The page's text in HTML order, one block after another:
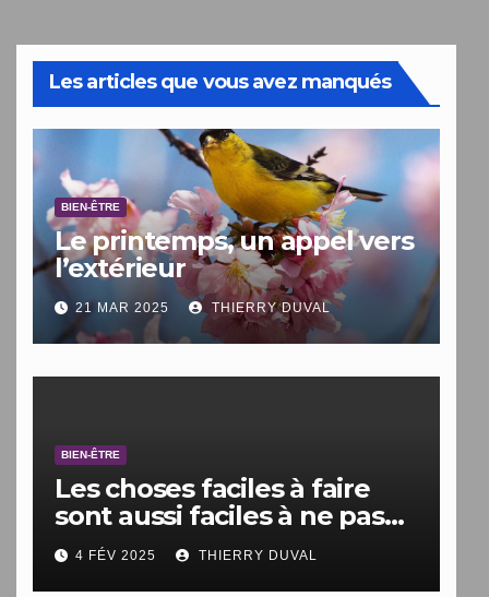
Les articles que vous avez manqués
BIEN-ÊTRE
Le printemps, un appel vers
l’extérieur
21 MAR 2025 THIERRY DUVAL
BIEN-ÊTRE
Les choses faciles à faire
sont aussi faciles à ne pas
faire.
4 FÉV 2025 THIERRY DUVAL